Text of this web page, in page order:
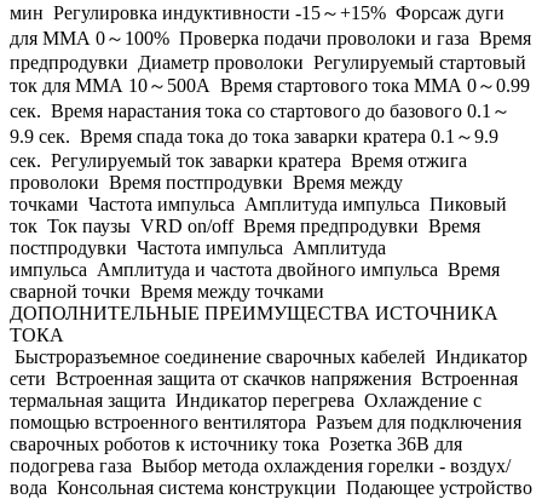
мин Регулировка индуктивности -15～+15% Форсаж дуги
для ММА 0～100% Проверка подачи проволоки и газа Время
предпродувки Диаметр проволоки Регулируемый стартовый
ток для ММА 10～500A Время стартового тока ММА 0～0.99
сек. Время нарастания тока со стартового до базового 0.1～
9.9 сек. Время спада тока до тока заварки кратера 0.1～9.9
сек. Регулируемый ток заварки кратера Время отжига
проволоки Время постпродувки Время между
точками Частота импульса Амплитуда импульса Пиковый
ток Ток паузы VRD on/off Время предпродувки Время
постпродувки Частота импульса Амплитуда
импульса Амплитуда и частота двойного импульса Время
сварной точки Время между точками
ДОПОЛНИТЕЛЬНЫЕ ПРЕИМУЩЕСТВА ИСТОЧНИКА
ТОКА
Быстроразъемное соединение сварочных кабелей Индикатор
сети Встроенная защита от скачков напряжения Встроенная
термальная защита Индикатор перегрева Охлаждение с
помощью встроенного вентилятора Разъем для подключения
сварочных роботов к источнику тока Розетка 36В для
подогрева газа Выбор метода охлаждения горелки - воздух/
вода Консольная система конструкции Подающее устройство